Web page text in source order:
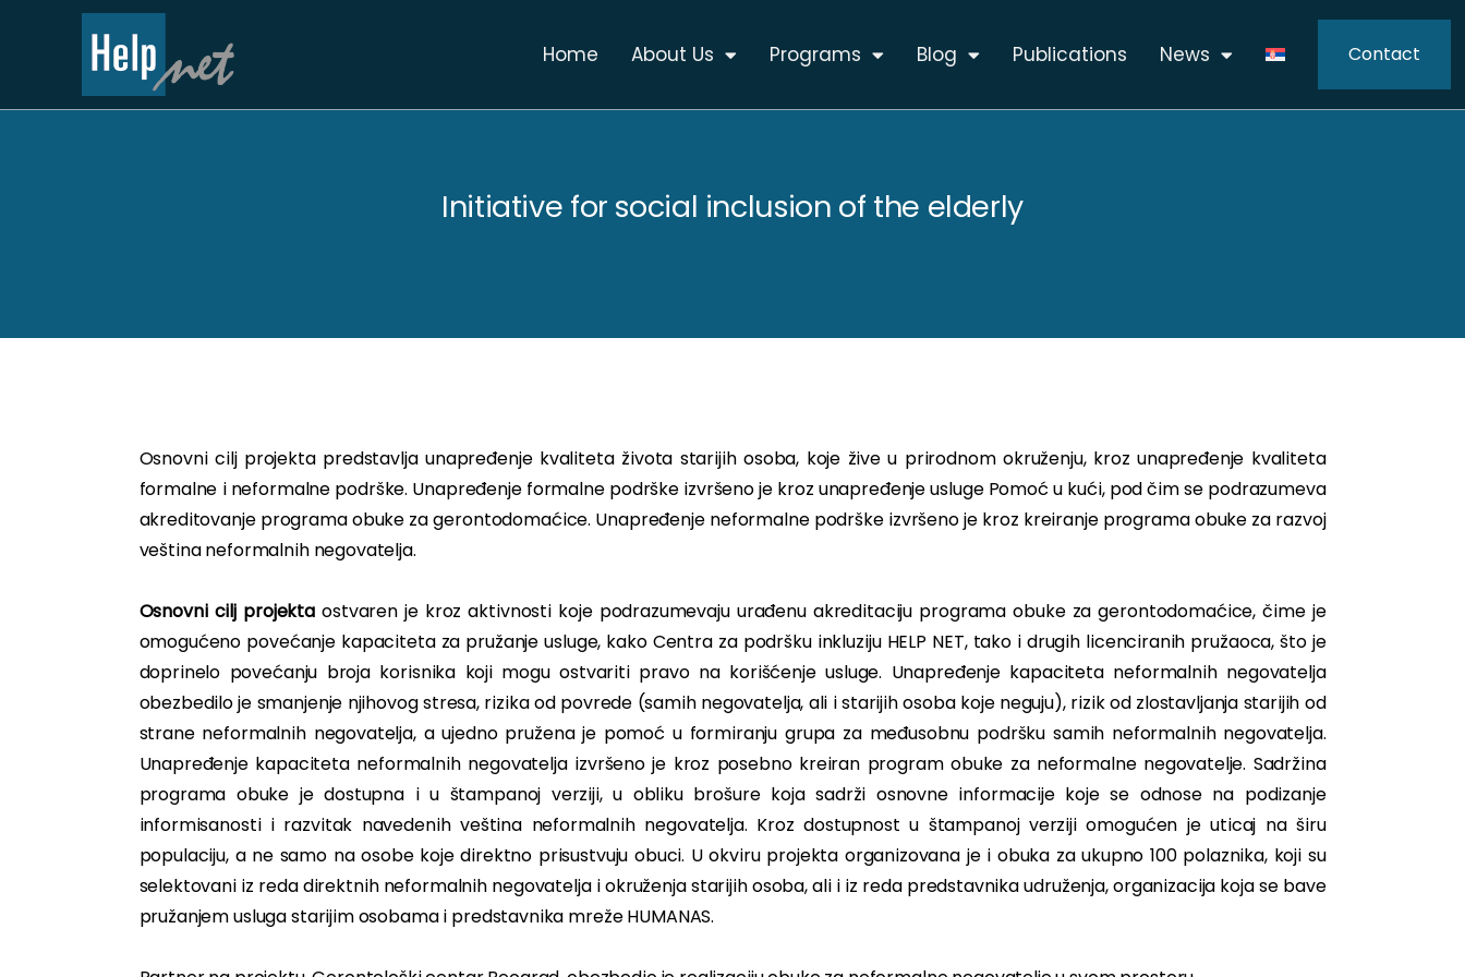
Home About Us Programs Blog Publications News Contact
Initiative for social inclusion of the elderly
Osnovni cilj projekta predstavlja unapređenje kvaliteta života starijih osoba, koje žive u prirodnom okruženju, kroz unapređenje kvaliteta
formalne i neformalne podrške. Unapređenje formalne podrške izvršeno je kroz unapređenje usluge Pomoć u kući, pod čim se podrazumeva
akreditovanje programa obuke za gerontodomaćice. Unapređenje neformalne podrške izvršeno je kroz kreiranje programa obuke za razvoj
veština neformalnih negovatelja.
Osnovni cilj projektaostvaren je kroz aktivnosti koje podrazumevaju urađenu akreditaciju programa obuke za gerontodomaćice, čime je
omogućeno povećanje kapaciteta za pružanje usluge, kako Centra za podršku inkluziju HELP NET, tako i drugih licenciranih pružaoca, što je
doprinelo povećanju broja korisnika koji mogu ostvariti pravo na korišćenje usluge. Unapređenje kapaciteta neformalnih negovatelja
obezbedilo je smanjenje njihovog stresa, rizika od povrede (samih negovatelja, ali i starijih osoba koje neguju), rizik od zlostavljanja starijih od
strane neformalnih negovatelja, a ujedno pružena je pomoć u formiranju grupa za međusobnu podršku samih neformalnih negovatelja.
Unapređenje kapaciteta neformalnih negovatelja izvršeno je kroz posebno kreiran program obuke za neformalne negovatelje. Sadržina
programa obuke je dostupna i u štampanoj verziji, u obliku brošure koja sadrži osnovne informacije koje se odnose na podizanje
informisanosti i razvitak navedenih veština neformalnih negovatelja. Kroz dostupnost u štampanoj verziji omogućen je uticaj na širu
populaciju, a ne samo na osobe koje direktno prisustvuju obuci. U okviru projekta organizovana je i obuka za ukupno 100 polaznika, koji su
selektovani iz reda direktnih neformalnih negovatelja i okruženja starijih osoba, ali i iz reda predstavnika udruženja, organizacija koja se bave
pružanjem usluga starijim osobama i predstavnika mreže HUMANAS.